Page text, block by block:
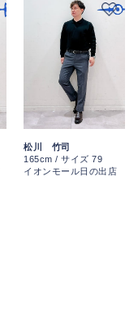
松川 竹司
165cm / サイズ 79
イオンモール日の出店